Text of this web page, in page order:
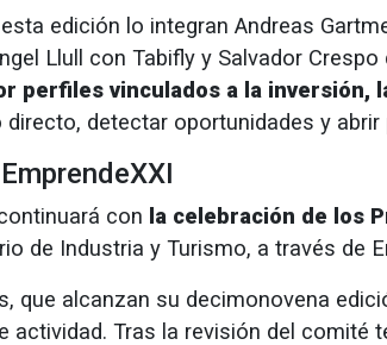
edición lo integran Andreas
Llull con Tabifly y Salvador
perfiles vinculados a la inversión,
directo, detectar oportunidades y
con la celebración de los
de Industria y Turismo, a través de
que alcanzan su decimonovena
actividad. Tras la revisión del